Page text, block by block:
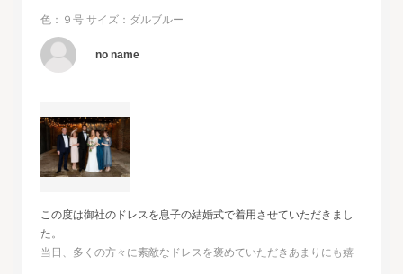
色：９号 サイズ：ダルブルー
no name
この度は御社のドレスを息子の結婚式で着用させていただきまし
た。
当日、多くの方々に素敵なドレスを褒めていただきあまりにも嬉